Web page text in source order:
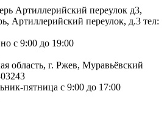
Артиллерийский переулок д3,
Артиллерийский переулок, д.3 тел:
с 9:00 до 19:00
область, г. Ржев, Муравьёвский
пятница с 9:00 до 17:00